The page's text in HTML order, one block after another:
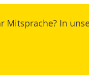
Mitsprache? In